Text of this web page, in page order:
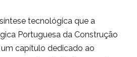
tecnológica que a
Portuguesa da Construção
capítulo dedicado ao